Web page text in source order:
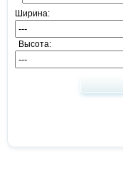
Ширина:
Высота: